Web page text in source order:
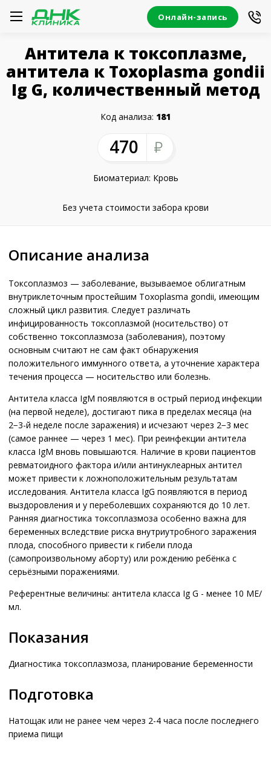
Онлайн-запись
Антитела к токсоплазме,
антитела к Toxoplasma gondii
Ig G, количественный метод
Код анализа: 181
470
Биоматериал: Кровь
Без учета стоимости забора крови
Описание анализа
Токсоплазмоз — заболевание, вызываемое облигатным
внутриклеточным простейшим Toxoplasma gondii, имеющим
сложный цикл развития. Следует различать
инфицированность токсоплазмой (носительство) от
собственно токсоплазмоза (заболевания), поэтому
основным считают не сам факт обнаружения
положительного иммунного ответа, а уточнение характера
течения процесса — носительство или болезнь.
Антитела класса IgМ появляются в острый период инфекции
(на первой неделе), достигают пика в пределах месяца (на
2−3-й неделе после заражения) и исчезают через 2−3 мес
(самое раннее — через 1 мес). При реинфекции антитела
класса IgM вновь повышаются. Наличие в крови пациентов
ревматоидного фактора и/или антинуклеарных антител
может привести к ложноположительным результатам
исследования. Антитела класса IgG появляются в период
выздоровления и у переболевших сохраняются до 10 лет.
Ранняя диагностика токсоплазмоза особенно важна для
беременных вследствие риска внутриутробного заражения
плода, способного привести к гибели плода
(самопроизвольному аборту) или рождению ребёнка с
серьёзными поражениями.
Референтные величины: антитела класса Ig G - менее 10 МЕ/
мл.
Показания
Диагностика токсоплазмоза, планирование беременности
Подготовка
Натощак или не ранее чем через 2-4 часа после последнего
приема пищи